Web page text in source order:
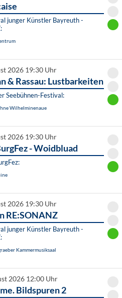
junger Künstler Bayreuth -
2026 19:30 Uhr
& Rassau: Lustbarkeiten
Seebühnen-Festival:
Wilhelminenaue
2026 19:30 Uhr
- Woidbluad
2026 19:30 Uhr
RE:SONANZ
junger Künstler Bayreuth -
Kammermusiksaal
2026 12:00 Uhr
Bildspuren 2